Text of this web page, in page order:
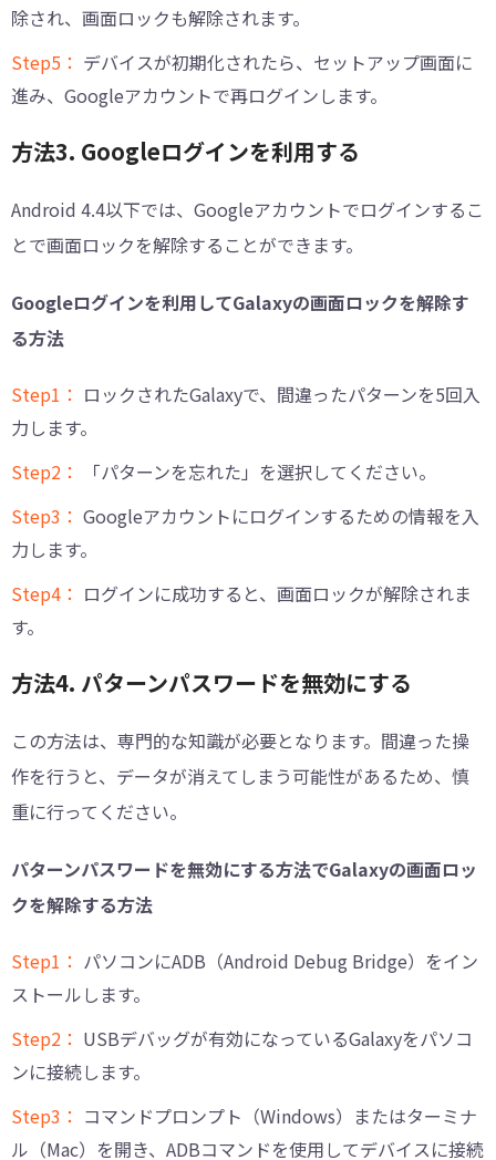
除され、画面ロックも解除されます。
Step5： デバイスが初期化されたら、セットアップ画面に
進み、Googleアカウントで再ログインします。
方法3. Googleログインを利用する
Android 4.4以下では、Googleアカウントでログインするこ
とで画面ロックを解除することができます。
Googleログインを利用してGalaxyの画面ロックを解除す
る方法
Step1： ロックされたGalaxyで、間違ったパターンを5回入
力します。
Step2：
「パターンを忘れた」を選択してください。
Step3： Googleアカウントにログインするための情報を入
力します。
Step4： ログインに成功すると、画面ロックが解除されま
す。
方法4. パターンパスワードを無効にする
この方法は、専門的な知識が必要となります。間違った操
作を行うと、データが消えてしまう可能性があるため、慎
重に行ってください。
パターンパスワードを無効にする方法でGalaxyの画面ロッ
クを解除する方法
Step1： パソコンにADB（Android Debug Bridge）をイン
ストールします。
Step2： USBデバッグが有効になっているGalaxyをパソコ
ンに接続します。
Step3： コマンドプロンプト（Windows）またはターミナ
ル（Mac）を開き、ADBコマンドを使用してデバイスに接続